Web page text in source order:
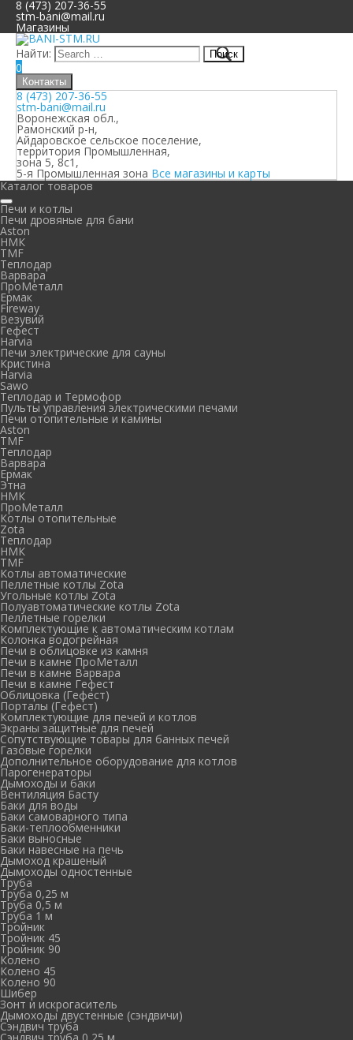
8 (473) 207-36-55
stm-bani@mail.ru
Магазины
Найти:
0
Контакты
8 (473) 207-36-55
stm-bani@mail.ru
Воронежская обл.,
Рамонский р-н,
Айдаровское сельское поселение,
территория Промышленная,
зона 5, 8с1,
5-я Промышленная зона Все магазины и карты
Каталог товаров
Печи и котлы
Печи дровяные для бани
Aston
НМК
TMF
Теплодар
Варвара
ПроМеталл
Ермак
Fireway
Везувий
Гефест
Harvia
Печи электрические для сауны
Кристина
Harvia
Sawo
Теплодар и Термофор
Пульты управления электрическими печами
Печи отопительные и камины
Aston
TMF
Теплодар
Варвара
Ермак
Этна
НМК
ПроМеталл
Котлы отопительные
Zota
Теплодар
НМК
TMF
Котлы автоматические
Пеллетные котлы Zota
Угольные котлы Zota
Полуавтоматические котлы Zota
Пеллетные горелки
Комплектующие к автоматическим котлам
Колонка водогрейная
Печи в облицовке из камня
Печи в камне ПроМеталл
Печи в камне Варвара
Печи в камне Гефест
Облицовка (Гефест)
Порталы (Гефест)
Комплектующие для печей и котлов
Экраны защитные для печей
Сопутствующие товары для банных печей
Газовые горелки
Дополнительное оборудование для котлов
Парогенераторы
Дымоходы и баки
Вентиляция Басту
Баки для воды
Баки самоварного типа
Баки-теплообменники
Баки выносные
Баки навесные на печь
Дымоход крашеный
Дымоходы одностенные
Труба
Труба 0,25 м
Труба 0,5 м
Труба 1 м
Тройник
Тройник 45
Тройник 90
Колено
Колено 45
Колено 90
Шибер
Зонт и искрогаситель
Дымоходы двустенные (сэндвичи)
Сэндвич труба